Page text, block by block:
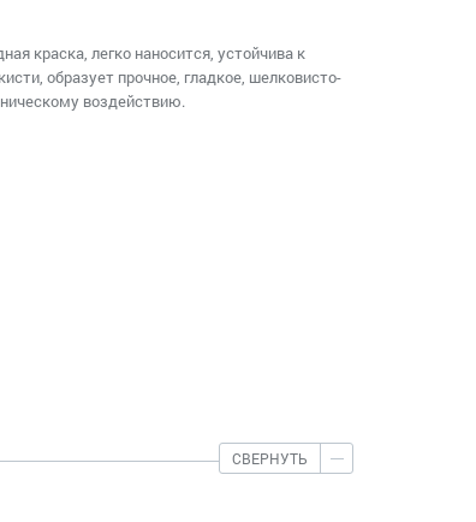
краска, легко наносится, устойчива к
образует прочное, гладкое, шелковисто-
воздействию.
СВЕРНУТЬ